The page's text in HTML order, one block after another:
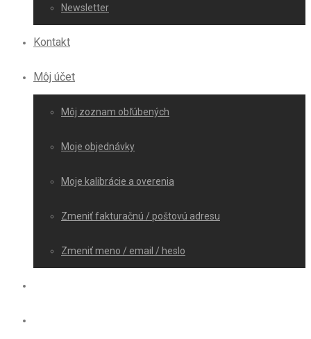
Newsletter
Kontakt
Môj účet
Môj zoznam obľúbených
Moje objednávky
Moje kalibrácie a overenia
Zmeniť fakturačnú / poštovú adresu
Zmeniť meno / email / heslo